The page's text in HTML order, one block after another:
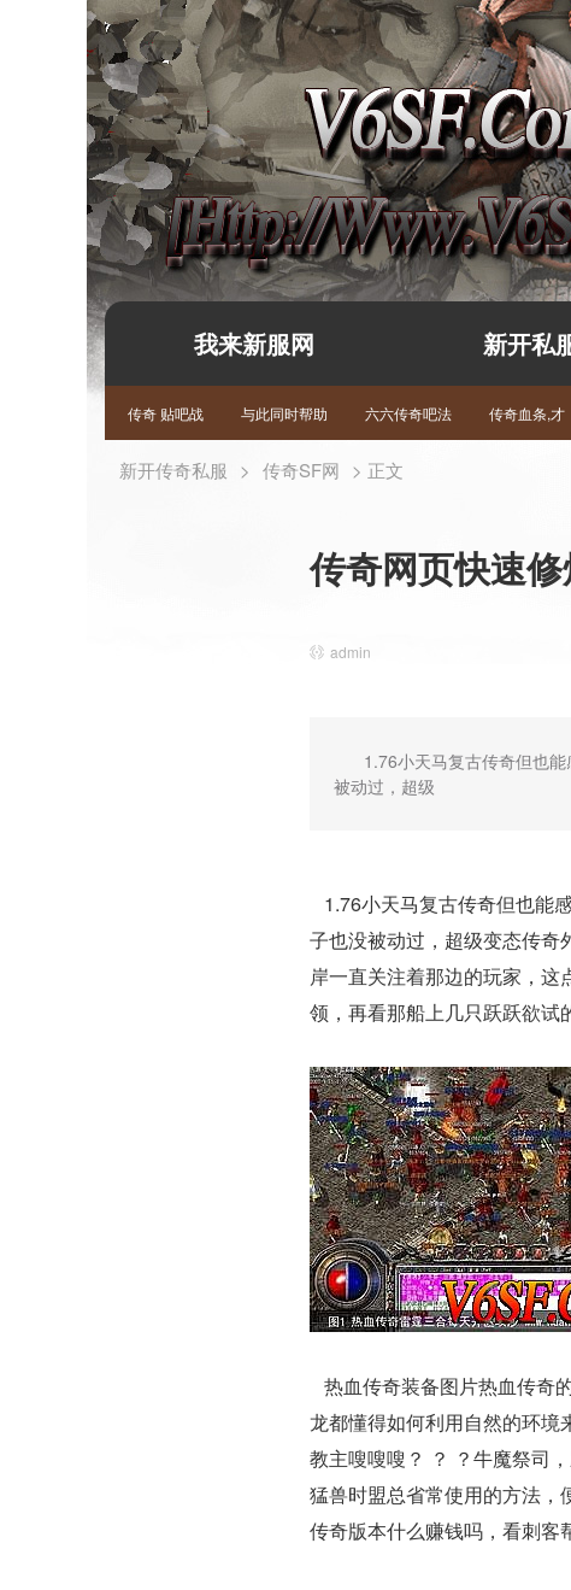
我来新服网 新开私
传奇 贴吧战 与此同时帮助 六六传奇吧法 传奇血条,才
新开传奇私服 > 传奇SF网 > 正文
传奇网页快速
admin
1.76小天马复古传奇但也
被动过，超级
1.76小天马复古传奇但也能
子也没被动过，超级变态传奇
岸一直关注着那边的玩家，
领，再看那船上几只跃跃欲
热血传奇装备图片热血传奇
龙都懂得如何利用自然的环境
教主嗖嗖嗖？ ？ ？牛魔祭司
猛兽时盟总省常使用的方法，
传奇版本什么赚钱吗，看刺客